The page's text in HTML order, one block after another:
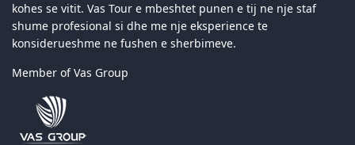
kohes se vitit. Vas Tour e mbeshtet punen e tij ne nje staf
shume profesional si dhe me nje eksperience te
konsiderueshme ne fushen e sherbimeve.
Member of Vas Group